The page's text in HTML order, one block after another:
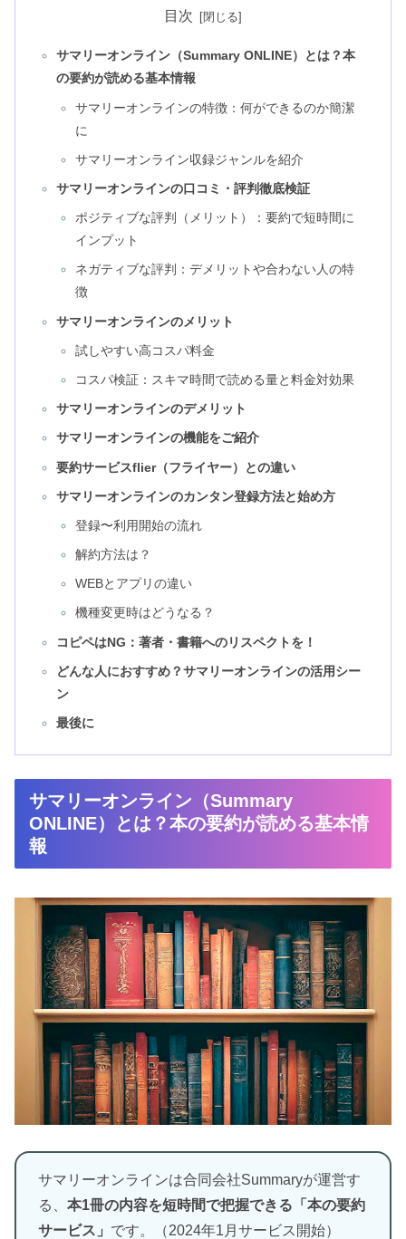
目次
サマリーオンライン（Summary ONLINE）とは？本
の要約が読める基本情報
サマリーオンラインの特徴：何ができるのか簡潔
に
サマリーオンライン収録ジャンルを紹介
サマリーオンラインの口コミ・評判徹底検証
ポジティブな評判（メリット）：要約で短時間に
インプット
ネガティブな評判：デメリットや合わない人の特
徴
サマリーオンラインのメリット
試しやすい高コスパ料金
コスパ検証：スキマ時間で読める量と料金対効果
サマリーオンラインのデメリット
サマリーオンラインの機能をご紹介
要約サービスflier（フライヤー）との違い
サマリーオンラインのカンタン登録方法と始め方
登録〜利用開始の流れ
解約方法は？
WEBとアプリの違い
機種変更時はどうなる？
コピペはNG：著者・書籍へのリスペクトを！
どんな人におすすめ？サマリーオンラインの活用シー
ン
最後に
サマリーオンライン（Summary
ONLINE）とは？本の要約が読める基本情
報
サマリーオンラインは合同会社Summaryが運営す
る、 本1冊の内容を短時間で把握できる「本の要約
サービス」 です。（2024年1月サービス開始）